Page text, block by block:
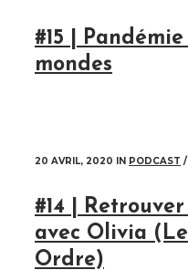
#15 |
mondes
20 AVRIL, 2020 IN PODCAST /
#14 |
avec Olivia
Ordre)